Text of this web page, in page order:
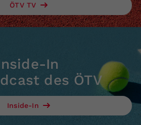
ÖTV TV
In
des ÖTV
Inside-In